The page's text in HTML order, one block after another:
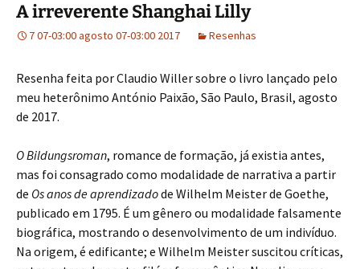
A irreverente Shanghai Lilly
7 07-03:00 agosto 07-03:00 2017 Resenhas
Resenha feita por Claudio Willer sobre o livro lançado pelo
meu heterônimo António Paixão, São Paulo, Brasil, agosto
de 2017.
O Bildungsroman, romance de formação, já existia antes,
mas foi consagrado como modalidade de narrativa a partir
de Os anos de aprendizadode Wilhelm Meister de Goethe,
publicado em 1795. É um gênero ou modalidade falsamente
biográfica, mostrando o desenvolvimento de um indivíduo.
Na origem, é edificante; e Wilhelm Meister suscitou críticas,